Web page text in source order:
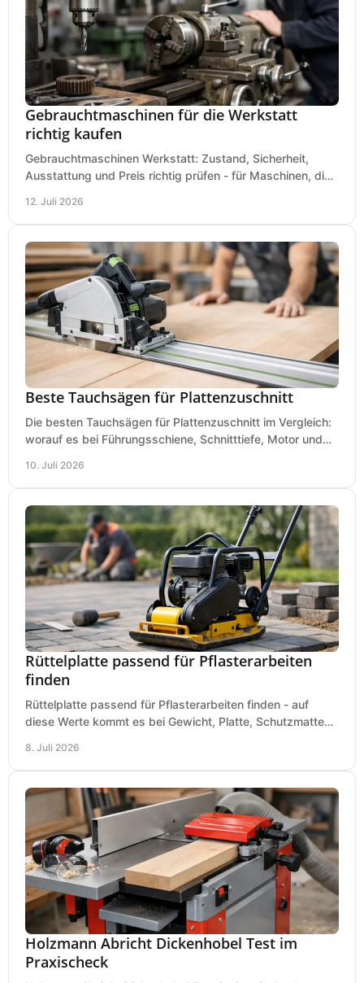
Gebrauchtmaschinen für die Werkstatt
richtig kaufen
Gebrauchtmaschinen Werkstatt: Zustand, Sicherheit,
Ausstattung und Preis richtig prüfen - für Maschinen, die
12. Juli 2026
Beste Tauchsägen für Plattenzuschnitt
Die besten Tauchsägen für Plattenzuschnitt im Vergleich:
worauf es bei Führungsschiene, Schnitttiefe, Motor und
10. Juli 2026
Rüttelplatte passend für Pflasterarbeiten
finden
Rüttelplatte passend für Pflasterarbeiten finden - auf
diese Werte kommt es bei Gewicht, Platte, Schutzmatte
8. Juli 2026
Holzmann Abricht Dickenhobel Test im
Praxischeck